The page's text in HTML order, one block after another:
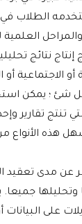
الطلاب
والمراحل
إنتاج نتائج
الاجتماعية أو
شئ ؛ يمكن
تنتج تقارير
هذه الأنواع
مدى تعقيد
جميعا.
على